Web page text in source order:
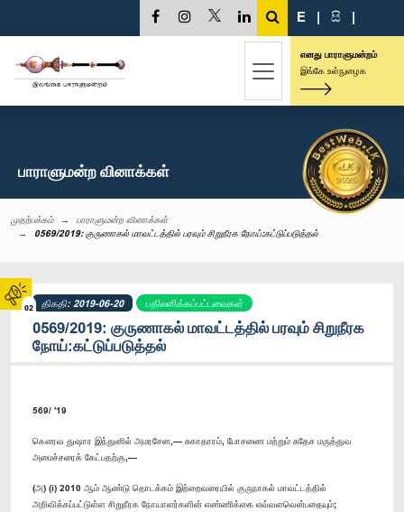
02
E | සි |
எனது பாராளுமன்றம்
இங்கே உள்நுழைக
பாராளுமன்ற வினாக்கள்
முதற்பக்கம்
பாராளுமன்ற வினாக்கள்
0569/2019: குருணாகல் மாவட்டத்தில் பரவும் சிறுநீரக நோய்:கட்டுப்படுத்தல்
திகதி: 2019-06-20 பதிலளிக்கப்பட்டவைகள்
0569/2019: குருணாகல் மாவட்டத்தில் பரவும் சிறுநீரக
நோய்:கட்டுப்படுத்தல்
569/ '19
கௌரவ துஷார இந்துனில் அமரசேன,— சுகாதாரம், போசணை மற்றும் சுதேச மருத்துவ
அமைச்சரைக் கேட்பதற்கு,—
(அ) (i) 2010 ஆம் ஆண்டு தொடக்கம் இற்றைவரையில் குருநாகல் மாவட்டத்தில்
அறிவிக்கப்பட்டுள்ள சிறுநீரக நோயாளர்களின் எண்ணிக்கை எவ்வளவென்பதையும்;